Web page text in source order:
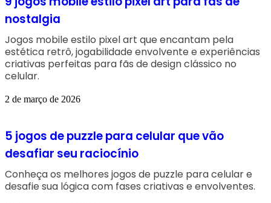
nostalgia
Jogos mobile estilo pixel art que encantam pela
estética retrô, jogabilidade envolvente e experiências
criativas perfeitas para fãs de design clássico no
celular.
2 de março de 2026
5 jogos de puzzle para celular que vão
desafiar seu raciocínio
Conheça os melhores jogos de puzzle para celular e
desafie sua lógica com fases criativas e envolventes.